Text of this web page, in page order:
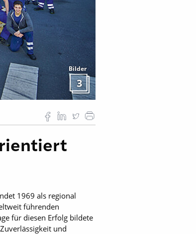
Bilder
3
1969 als regional
führenden
für diesen Erfolg bildete
und